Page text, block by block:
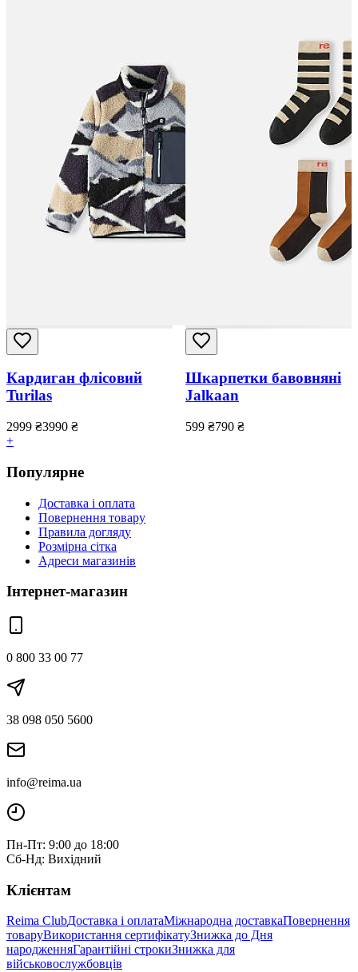
Кардиган флісовий
Turilas
2999 ₴3990 ₴
+
Шкарпетки бавовняні
Jalkaan
599 ₴790 ₴
Популярне
Доставка і оплата
Повернення товару
Правила догляду
Розмірна сітка
Адреси магазинів
Інтернет-магазин
0 800 33 00 77
38 098 050 5600
info@reima.ua
Пн-Пт: 9:00 до 18:00
Сб-Нд: Вихідний
Клієнтам
Reima ClubДоставка і оплатаМіжнародна доставкаПовернення
товаруВикористання сертифікатуЗнижка до Дня
народженняГарантійні строкиЗнижка для
військовослужбовців